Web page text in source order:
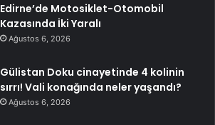
Edirne’de Motosiklet-Otomobil
Kazasında İki Yaralı
Ağustos 6, 2026
Gülistan Doku cinayetinde 4 kolinin
sırrı! Vali konağında neler yaşandı?
Ağustos 6, 2026